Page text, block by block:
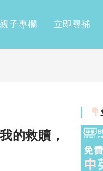
親子專欄 立即尋補
的救贖，